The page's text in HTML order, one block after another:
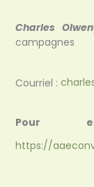
Charles
campagnes
Courriel :
Pour
https://